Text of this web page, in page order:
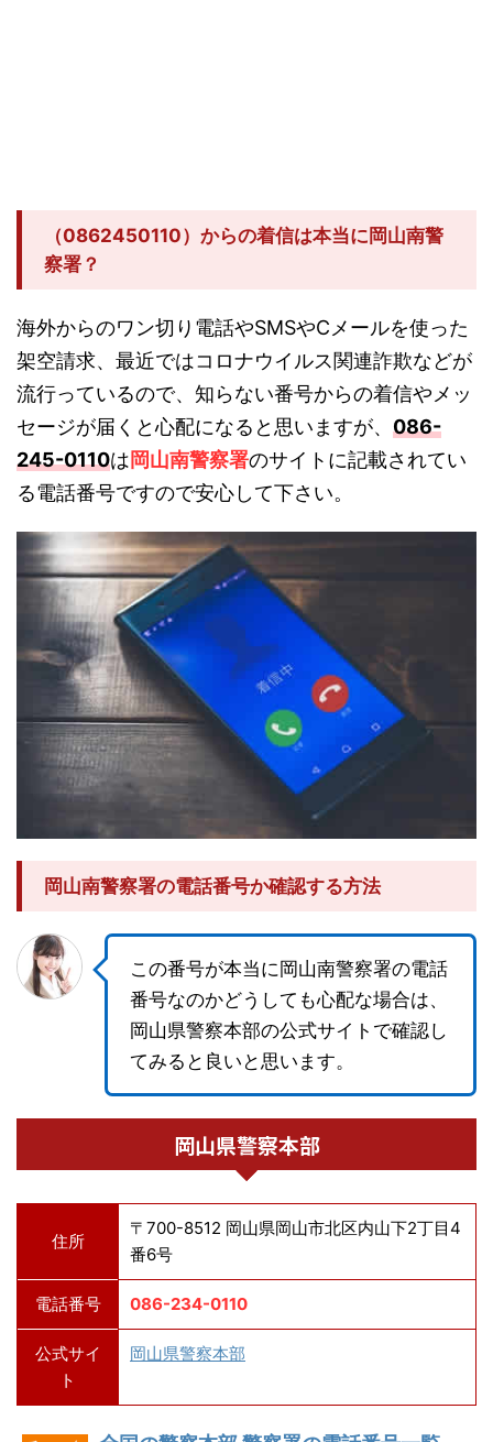
（0862450110）からの着信は本当に岡山南警
察署？
海外からのワン切り電話やSMSやCメールを使った
架空請求、最近ではコロナウイルス関連詐欺などが
流行っているので、知らない番号からの着信やメッ
セージが届くと心配になると思いますが、 086-
245-0110は岡山南警察署のサイトに記載されてい
る電話番号ですので安心して下さい。
岡山南警察署の電話番号か確認する方法
この番号が本当に岡山南警察署の電話
番号なのかどうしても心配な場合は、
岡山県警察本部の公式サイトで確認し
てみると良いと思います。
岡山県警察本部
住所
〒700-8512 岡山県岡山市北区内山下2丁目4
番6号
電話番号 086-234-0110
公式サイ
ト
岡山県警察本部